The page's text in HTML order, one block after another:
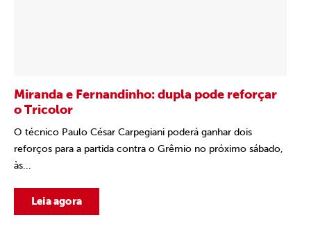
Miranda e Fernandinho: dupla pode reforçar
o Tricolor
O técnico Paulo César Carpegiani poderá ganhar dois
reforços para a partida contra o Grêmio no próximo sábado,
às...
Leia agora